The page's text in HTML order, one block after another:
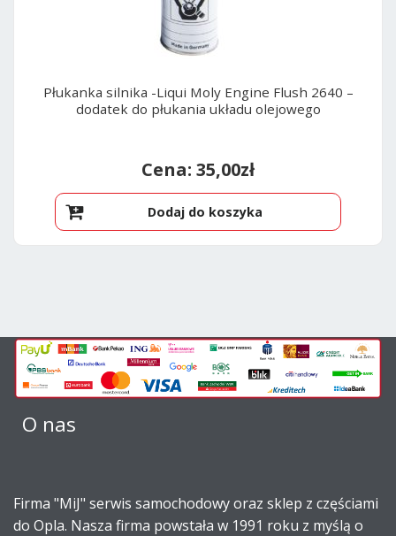
Płukanka silnika -Liqui Moly Engine Flush 2640 –
dodatek do płukania układu olejowego
35,00zł
Dodaj do koszyka
O nas
Firma "MiJ" serwis samochodowy oraz sklep z częściami
do Opla. Nasza firma powstała w 1991 roku z myślą o